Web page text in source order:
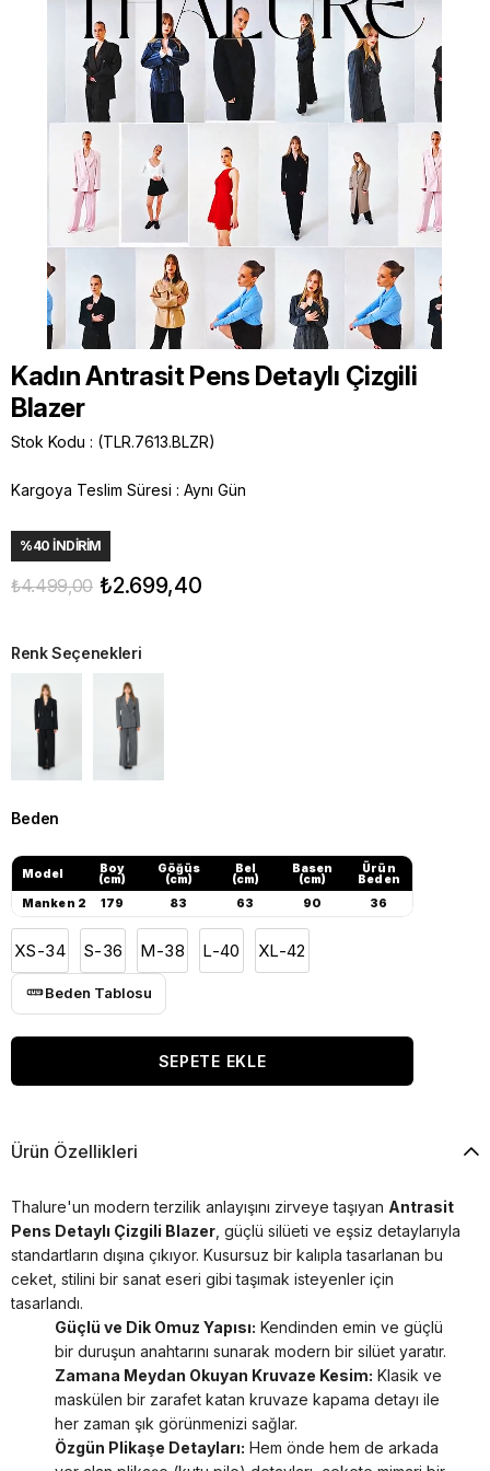
Kadın Antrasit Pens Detaylı Çizgili
Blazer
Stok Kodu (TLR.7613.BLZR)
Kargoya Teslim Süresi : Aynı Gün
%40 İNDIRIM
₺4.499,00 ₺2.699,40
Renk Seçenekleri
Beden
Model
Boy
(cm)
Göğüs
(cm)
Bel
(cm)
Basen
(cm)
Ürün
Beden
Manken 2
179 83 63 90 36
XS-34 S-36 M-38 L-40 XL-42
Beden Tablosu
Ürün Özellikleri
Thalure'un modern terzilik anlayışını zirveye taşıyan Antrasit
Pens Detaylı Çizgili Blazer , güçlü silüeti ve eşsiz detaylarıyla
standartların dışına çıkıyor. Kusursuz bir kalıpla tasarlanan bu
ceket, stilini bir sanat eseri gibi taşımak isteyenler için
tasarlandı.
Güçlü ve Dik Omuz Yapısı: Kendinden emin ve güçlü
bir duruşun anahtarını sunarak modern bir silüet yaratır.
Zamana Meydan Okuyan Kruvaze Kesim: Klasik ve
maskülen bir zarafet katan kruvaze kapama detayı ile
her zaman şık görünmenizi sağlar.
Özgün Plikaşe Detayları: Hem önde hem de arkada